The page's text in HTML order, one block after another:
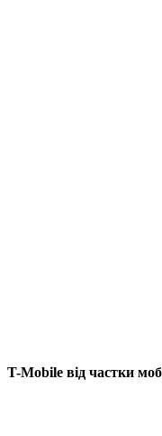
T-Mobile від частки